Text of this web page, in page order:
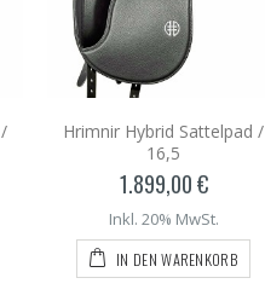
Hrimnir Hybrid Sattelpad /
16,5
1.899,00 €
Inkl. 20% MwSt.
IN DEN WARENKORB